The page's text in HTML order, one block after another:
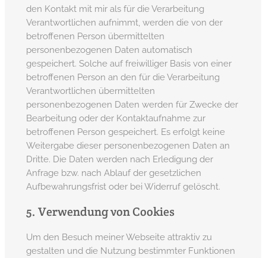
den Kontakt mit mir als für die Verarbeitung
Verantwortlichen aufnimmt, werden die von der
betroffenen Person übermittelten
personenbezogenen Daten automatisch
gespeichert. Solche auf freiwilliger Basis von einer
betroffenen Person an den für die Verarbeitung
Verantwortlichen übermittelten
personenbezogenen Daten werden für Zwecke der
Bearbeitung oder der Kontaktaufnahme zur
betroffenen Person gespeichert. Es erfolgt keine
Weitergabe dieser personenbezogenen Daten an
Dritte. Die Daten werden nach Erledigung der
Anfrage bzw. nach Ablauf der gesetzlichen
Aufbewahrungsfrist oder bei Widerruf gelöscht.
5. Verwendung von Cookies
Um den Besuch meiner Webseite attraktiv zu
gestalten und die Nutzung bestimmter Funktionen